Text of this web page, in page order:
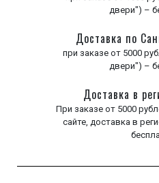
двери") –
Доставка по
при заказе от 5000
двери") –
Доставка в
При заказе от 5000
сайте, доставка в